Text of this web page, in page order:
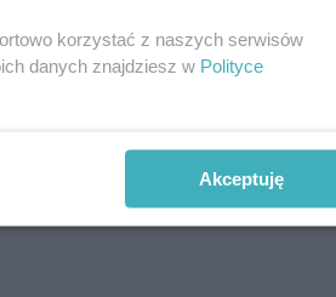
korzystać z naszych serwisów
danych znajdziesz w Polityce
Akceptuję